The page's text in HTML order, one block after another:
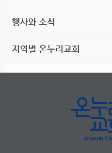
행사와 소식
지역별 온누리교회